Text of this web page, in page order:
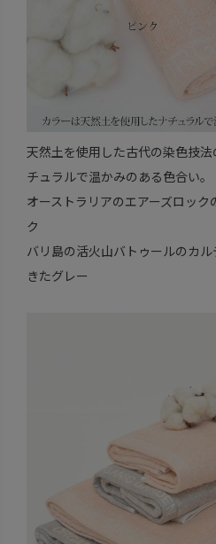
天然土を使用した古代の染色技
チュラルで温かみのある色合い。
オーストラリアのエアーズロッ
ク
バリ島の活火山バトゥールのカ
きたグレー